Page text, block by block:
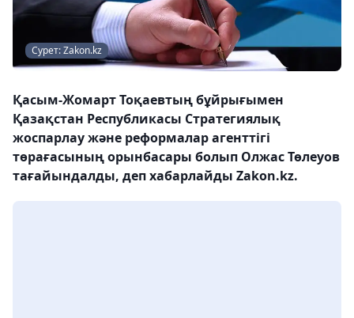
Сурет: Zakon.kz
Қасым-Жомарт Тоқаевтың бұйрығымен
Қазақстан Республикасы Стратегиялық
жоспарлау және реформалар агенттігі
төрағасының орынбасары болып Олжас Төлеуов
тағайындалды, деп хабарлайды Zakon.kz.